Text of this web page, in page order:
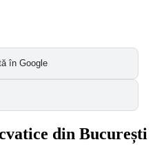
în Google
din București